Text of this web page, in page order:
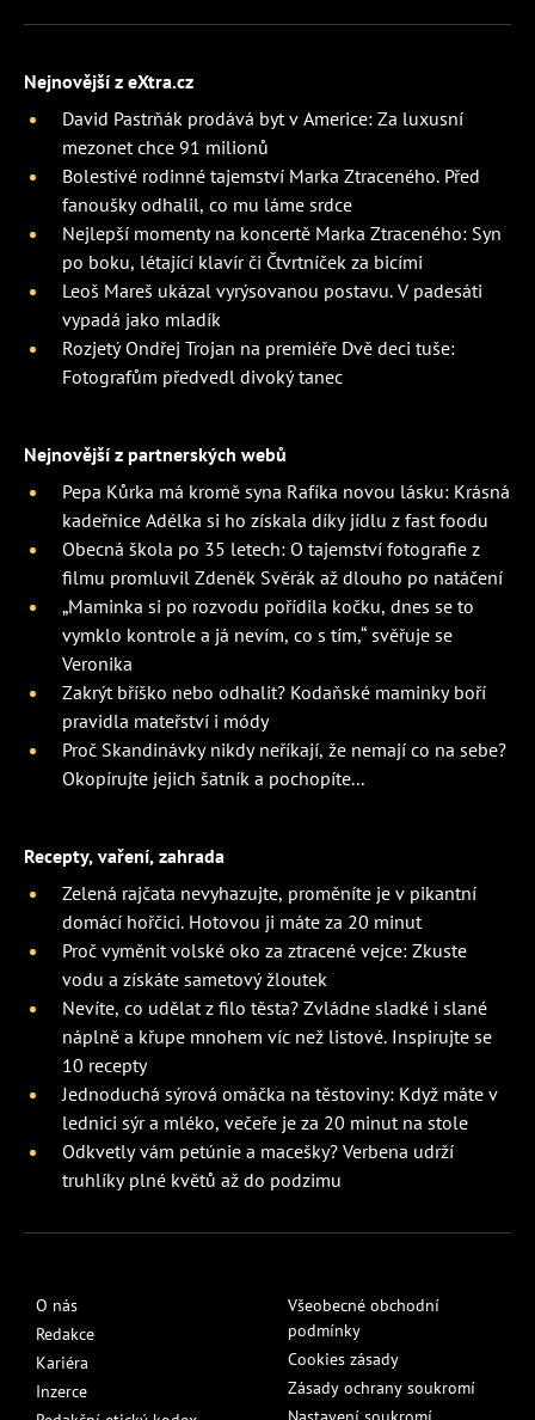
Nejnovější z eXtra.cz
David Pastrňák prodává byt v Americe: Za luxusní
mezonet chce 91 milionů
Bolestivé rodinné tajemství Marka Ztraceného. Před
fanoušky odhalil, co mu láme srdce
Nejlepší momenty na koncertě Marka Ztraceného: Syn
po boku, létající klavír či Čtvrtníček za bicími
Leoš Mareš ukázal vyrýsovanou postavu. V padesáti
vypadá jako mladík
Rozjetý Ondřej Trojan na premiéře Dvě deci tuše:
Fotografům předvedl divoký tanec
Nejnovější z partnerských webů
Pepa Kůrka má kromě syna Rafíka novou lásku: Krásná
kadeřnice Adélka si ho získala díky jídlu z fast foodu
Obecná škola po 35 letech: O tajemství fotografie z
filmu promluvil Zdeněk Svěrák až dlouho po natáčení
„Maminka si po rozvodu pořídila kočku, dnes se to
vymklo kontrole a já nevím, co s tím,“ svěřuje se
Veronika
Zakrýt bříško nebo odhalit? Kodaňské maminky boří
pravidla mateřství i módy
Proč Skandinávky nikdy neříkají, že nemají co na sebe?
Okopírujte jejich šatník a pochopíte...
Recepty, vaření, zahrada
Zelená rajčata nevyhazujte, proměníte je v pikantní
domácí hořčici. Hotovou ji máte za 20 minut
Proč vyměnit volské oko za ztracené vejce: Zkuste
vodu a získáte sametový žloutek
Nevíte, co udělat z filo těsta? Zvládne sladké i slané
náplně a křupe mnohem víc než listové. Inspirujte se
10 recepty
Jednoduchá sýrová omáčka na těstoviny: Když máte v
lednici sýr a mléko, večeře je za 20 minut na stole
Odkvetly vám petúnie a macešky? Verbena udrží
truhlíky plné květů až do podzimu
O nás
Redakce
Kariéra
Inzerce
Všeobecné obchodní
podmínky
Cookies zásady
Zásady ochrany soukromí